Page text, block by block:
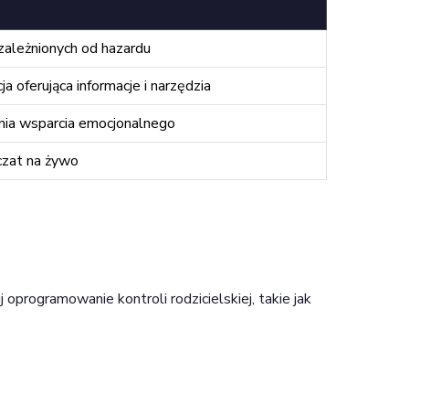
od hazardu
oferująca informacje i narzędzia
wsparcia emocjonalnego
na żywo
kontroli rodzicielskiej, takie jak